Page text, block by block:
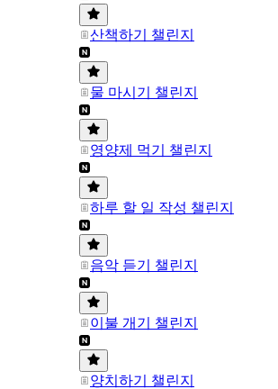
산책하기 챌린지
물 마시기 챌린지
영양제 먹기 챌린지
하루 할 일 작성 챌린지
음악 듣기 챌린지
이불 개기 챌린지
양치하기 챌린지